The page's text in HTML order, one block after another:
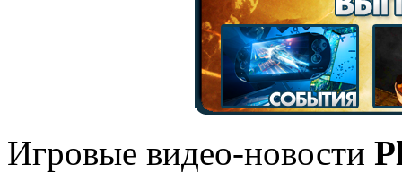
Игровые видео-новости